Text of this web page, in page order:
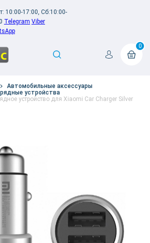
10:00-17:00, Сб:10:00-
Telegram Viber
0
Автомобильные аксессуары
устройства
устройство для Xiaomi Car Charger Silver